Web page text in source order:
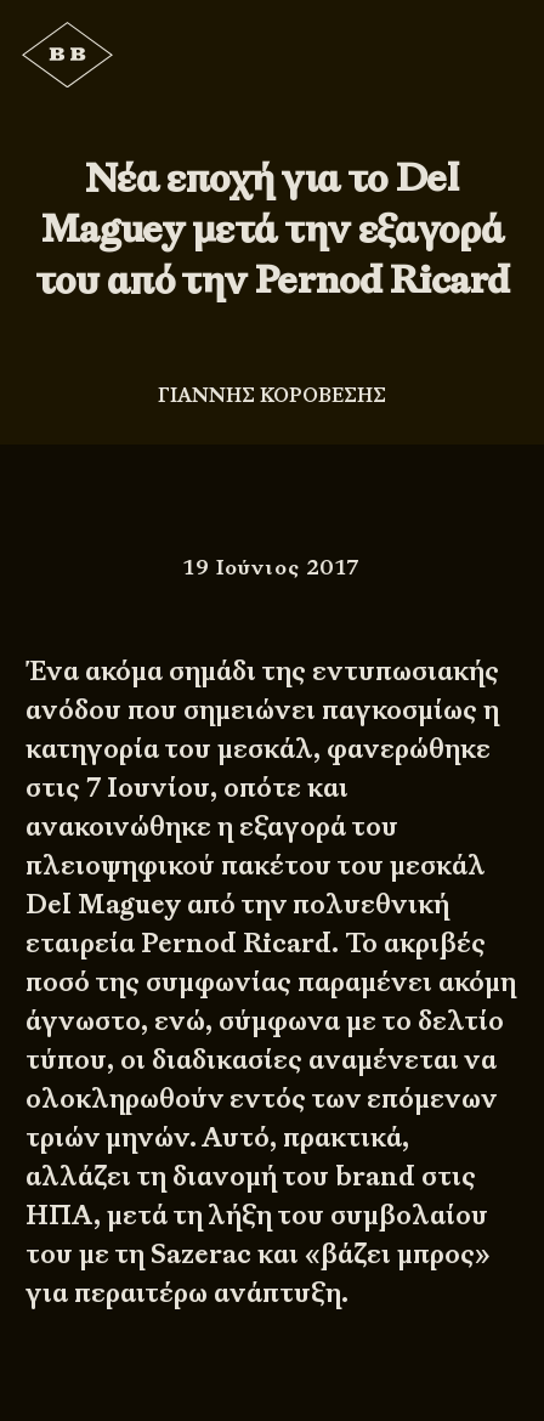
Νέα εποχή για το Del
Maguey μετά την εξαγορά
του από την Pernod Ricard
ΓΙΑΝΝΗΣ ΚΟΡΟΒΕΣΗΣ
19 Ιούνιος 2017
Ένα ακόμα σημάδι της εντυπωσιακής
ανόδου που σημειώνει παγκοσμίως η
κατηγορία του μεσκάλ, φανερώθηκε
στις 7 Ιουνίου, οπότε και
ανακοινώθηκε η εξαγορά του
πλειοψηφικού πακέτου του μεσκάλ
Del Maguey από την πολυεθνική
εταιρεία Pernod Ricard. Το ακριβές
ποσό της συμφωνίας παραμένει ακόμη
άγνωστο, ενώ, σύμφωνα με το δελτίο
τύπου, οι διαδικασίες αναμένεται να
ολοκληρωθούν εντός των επόμενων
τριών μηνών. Αυτό, πρακτικά,
αλλάζει τη διανομή του brand στις
ΗΠΑ, μετά τη λήξη του συμβολαίου
του με τη Sazerac και «βάζει μπρος»
για περαιτέρω ανάπτυξη.